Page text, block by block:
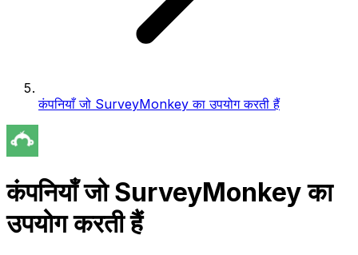
कंपनियाँ जो SurveyMonkey का उपयोग करती हैं
कंपनियाँ जो SurveyMonkey का
उपयोग करती हैं